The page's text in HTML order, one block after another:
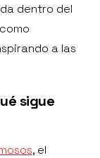
dentro del
a las
sigue
, el